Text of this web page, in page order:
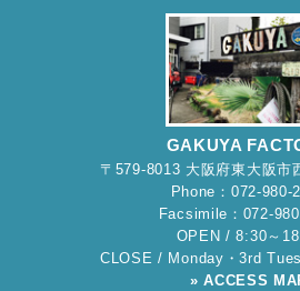
GAKUYA
〒579-8013 大阪府東大阪市
Phone：072-980-
Facsimile：072-
OPEN / 8:30～
CLOSE / Monday・3rd
» ACCESS